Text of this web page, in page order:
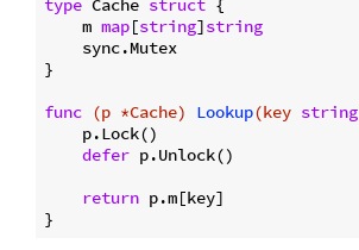
type Cache struct {
    m
map[string]string
    sync.Mutex
}
func (p *Cache) Lookup(key string
    p.Lock()
defer p.Unlock()
return p.m[key]